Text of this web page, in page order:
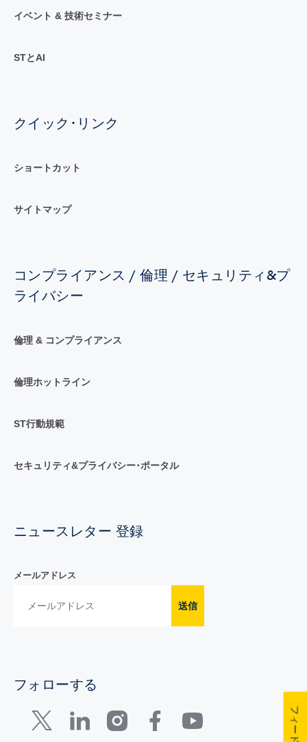
イベント & 技術セミナー
STとAI
クイック･リンク
ショートカット
サイトマップ
コンプライアンス / 倫理 / セキュリティ&プ
ライバシー
倫理 & コンプライアンス
倫理ホットライン
ST行動規範
セキュリティ&プライバシー･ポータル
ニュースレター 登録
メールアドレス
送信
フォローする